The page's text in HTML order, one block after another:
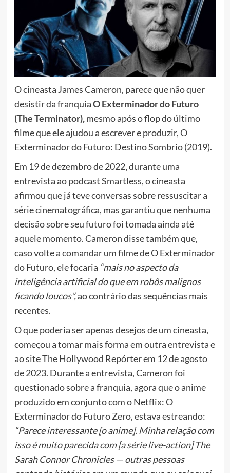
O cineasta James Cameron, parece que não quer
desistir da franquiaO Exterminador do Futuro
(The Terminator),mesmo após o flop do último
filme que ele ajudou a escrever e produzir, O
Exterminador do Futuro: Destino Sombrio (2019).
Em 19 de dezembro de 2022, durante uma
entrevista ao podcast Smartless, o cineasta
afirmou que já teve conversas sobre ressuscitar a
série cinematográfica, mas garantiu que nenhuma
decisão sobre seu futuro foi tomada ainda até
aquele momento. Cameron disse também que,
caso volte a comandar um filme de O Exterminador
do Futuro, ele focaria “mais no aspecto da
inteligência artificial do que em robôs malignos
ficando loucos”,ao contrário das sequências mais
recentes.
O que poderia ser apenas desejos de um cineasta,
começou a tomar mais forma em outra entrevista e
ao site The Hollywood Repórter em 12 de agosto
de 2023. Durante a entrevista, Cameron foi
questionado sobre a franquia, agora que o anime
produzido em conjunto com o Netflix: O
Exterminador do Futuro Zero, estava estreando:
“Parece interessante [o anime]. Minha relação com
isso é muito parecida com [a série live-action] The
Sarah Connor Chronicles — outras pessoas